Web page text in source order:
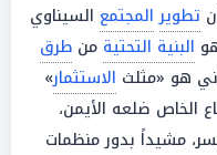
تطوير المجتمع السيناوي
البنية التحتية من طرق
هو «مثلث الاستثمار»
الخاص ضلعه الأيمن،
مشيداً بدور منظمات